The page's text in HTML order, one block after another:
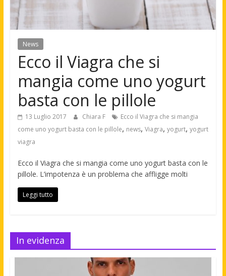
News
Ecco il Viagra che si
mangia come uno yogurt
basta con le pillole
13 Luglio 2017 Chiara F
Ecco il Viagra che si mangia
come uno yogurt basta con le pillole, news, Viagra, yogurt, yogurt
viagra
Ecco il Viagra che si mangia come uno yogurt basta con le
pillole. L’impotenza è un problema che affligge molti
Leggi tutto
In evidenza